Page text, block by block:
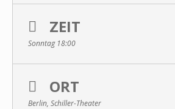
ZEIT
Sonntag 18:00
ORT
Berlin, Schiller-Theater